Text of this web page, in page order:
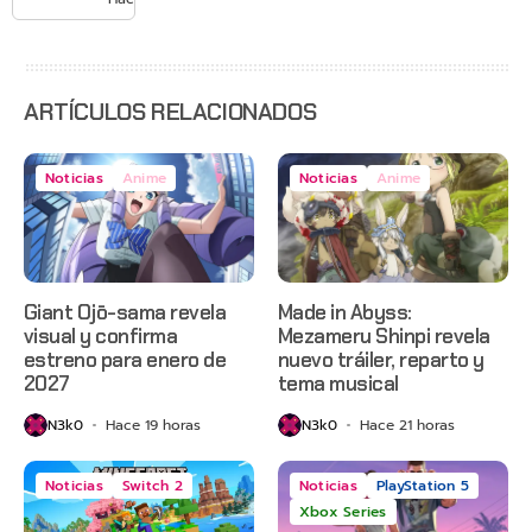
agosto
ARTÍCULOS RELACIONADOS
Noticias Anime
Giant Ojō-sama revela
visual y confirma
estreno para enero de
2027
N3k0 Hace 19 horas
Noticias Anime
Made in Abyss:
Mezameru Shinpi revela
nuevo tráiler, reparto y
tema musical
N3k0 Hace 21 horas
Noticias Switch 2 Noticias
PlayStation 5
Xbox Series